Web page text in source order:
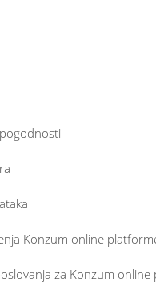
Konzum online
za Konzum online